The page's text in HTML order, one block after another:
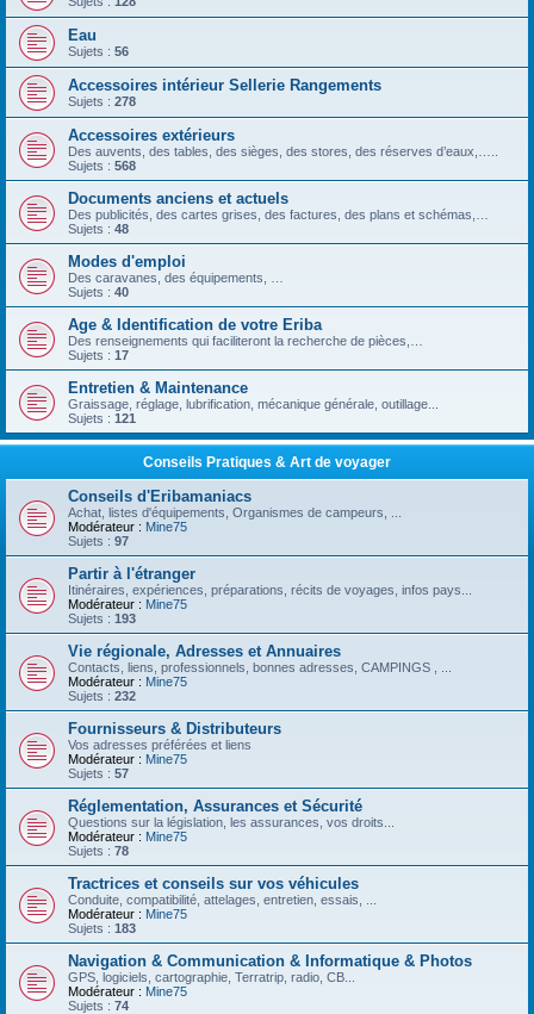
Eau
Sujets : 56
Accessoires intérieur Sellerie Rangements
Sujets : 278
Accessoires extérieurs
Des auvents, des tables, des sièges, des stores, des réserves d’eaux,…..
Sujets : 568
Documents anciens et actuels
Des publicités, des cartes grises, des factures, des plans et schémas,…
Sujets : 48
Modes d'emploi
Des caravanes, des équipements, …
Sujets : 40
Age & Identification de votre Eriba
Des renseignements qui faciliteront la recherche de pièces,…
Sujets : 17
Entretien & Maintenance
Graissage, réglage, lubrification, mécanique générale, outillage...
Sujets : 121
Conseils Pratiques & Art de voyager
Conseils d'Eribamaniacs
Achat, listes d'équipements, Organismes de campeurs, ...
Modérateur : Mine75
Sujets : 97
Partir à l'étranger
Itinéraires, expériences, préparations, récits de voyages, infos pays...
Modérateur : Mine75
Sujets : 193
Vie régionale, Adresses et Annuaires
Contacts, liens, professionnels, bonnes adresses, CAMPINGS , ...
Modérateur : Mine75
Sujets : 232
Fournisseurs & Distributeurs
Vos adresses préférées et liens
Modérateur : Mine75
Sujets : 57
Réglementation, Assurances et Sécurité
Questions sur la législation, les assurances, vos droits...
Modérateur : Mine75
Sujets : 78
Tractrices et conseils sur vos véhicules
Conduite, compatibilité, attelages, entretien, essais, ...
Modérateur : Mine75
Sujets : 183
Navigation & Communication & Informatique & Photos
GPS, logiciels, cartographie, Terratrip, radio, CB...
Modérateur : Mine75
Sujets : 74